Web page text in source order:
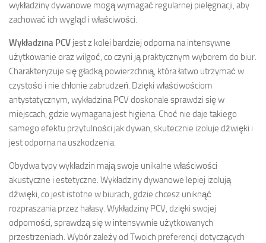
wykładziny dywanowe mogą wymagać regularnej pielęgnacji, aby
zachować ich wygląd i właściwości.
Wykładzina PCV jest z kolei bardziej odporna na intensywne
użytkowanie oraz wilgoć, co czyni ją praktycznym wyborem do biur.
Charakteryzuje się gładką powierzchnią, która łatwo utrzymać w
czystości i nie chłonie zabrudzeń. Dzięki właściwościom
antystatycznym, wykładzina PCV doskonale sprawdzi się w
miejscach, gdzie wymagana jest higiena. Choć nie daje takiego
samego efektu przytulności jak dywan, skutecznie izoluje dźwięki i
jest odporna na uszkodzenia.
Obydwa typy wykładzin mają swoje unikalne właściwości
akustyczne i estetyczne. Wykładziny dywanowe lepiej izolują
dźwięki, co jest istotne w biurach, gdzie chcesz uniknąć
rozpraszania przez hałasy. Wykładziny PCV, dzięki swojej
odporności, sprawdzą się w intensywnie użytkowanych
przestrzeniach. Wybór zależy od Twoich preferencji dotyczących